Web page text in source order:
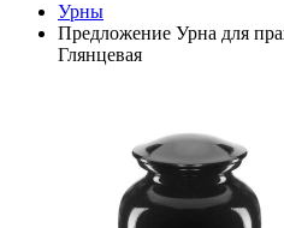
Урны
Предложение Урна для
Глянцевая